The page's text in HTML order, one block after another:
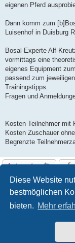
Diese Website
bestmöglichen
bieten. Mehr
eigenen Pferd
Dann komm zum
Luisenhof in Duisburg
Bosal-Experte Alf-
vormittags eine
eigenes Equipment
passend zum
Trainingstipps.
Fragen und
Kosten Teilnehmer mit
Kosten Zuschauer
Begrenzte
Antworten
Powered